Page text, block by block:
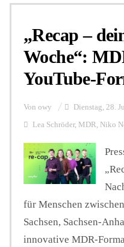
„Recap –
Woche“:
YouTube-
Von owy Dienstag, 28.
Lea Schröder, MDR, Niko
für Menschen
Sachsen, Sachsen-
innovative MDR-